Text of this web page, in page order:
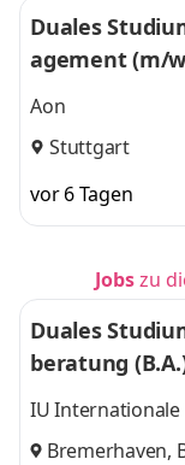
Duales
agement (m/
Aon
Stuttgart
vor 6 Tagen
Jobszu
Duales
beratung
H
IU Internationale
Bremerhaven,